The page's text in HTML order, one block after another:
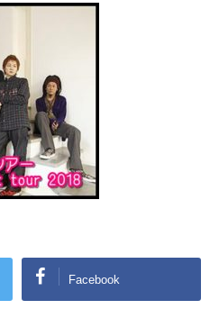
Facebook